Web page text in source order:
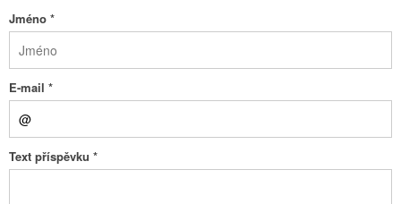
Jméno *
E-mail *
Text příspěvku *